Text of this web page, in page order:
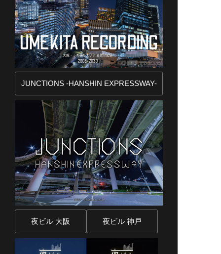
JUNCTIONS -HANSHIN EXPRESSWAY-
夜ビル 大阪 夜ビル 神戸